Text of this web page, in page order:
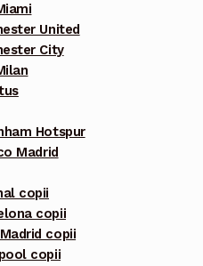
United
City
Hotspur
Madrid
copii
copii
copii
copii